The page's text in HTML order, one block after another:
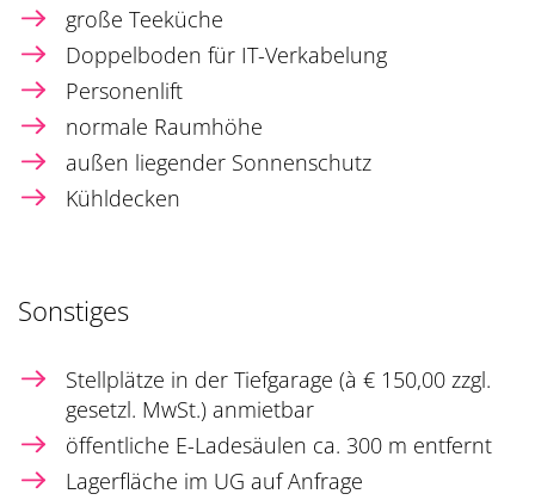
große Teeküche
Doppelboden für IT-Verkabelung
Personenlift
normale Raumhöhe
außen liegender Sonnenschutz
Kühldecken
Sonstiges
Stellplätze in der Tiefgarage (à € 150,00 zzgl.
gesetzl. MwSt.) anmietbar
öffentliche E-Ladesäulen ca. 300 m entfernt
Lagerfläche im UG auf Anfrage